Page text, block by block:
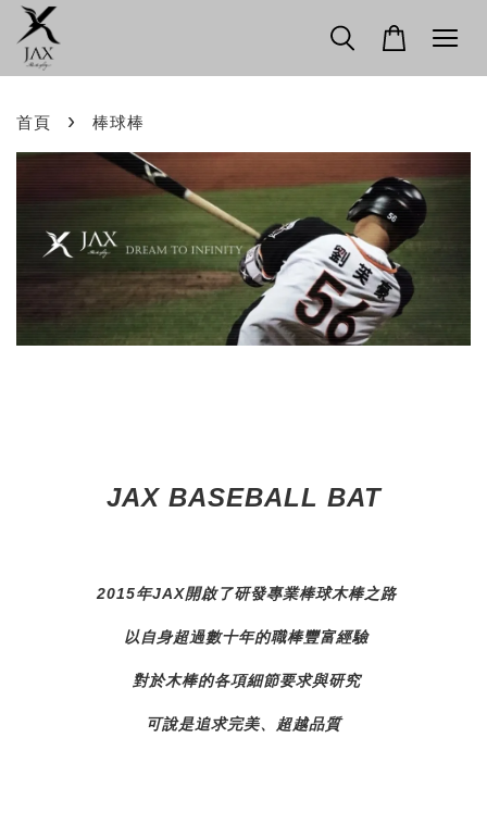
首頁 › 棒球棒
JAX BASEBALL BAT
2015年JAX開啟了研發專業棒球木棒之路
以自身超過數十年的職棒豐富經驗
對於木棒的各項細節要求與研究
可說是追求完美、超越品質